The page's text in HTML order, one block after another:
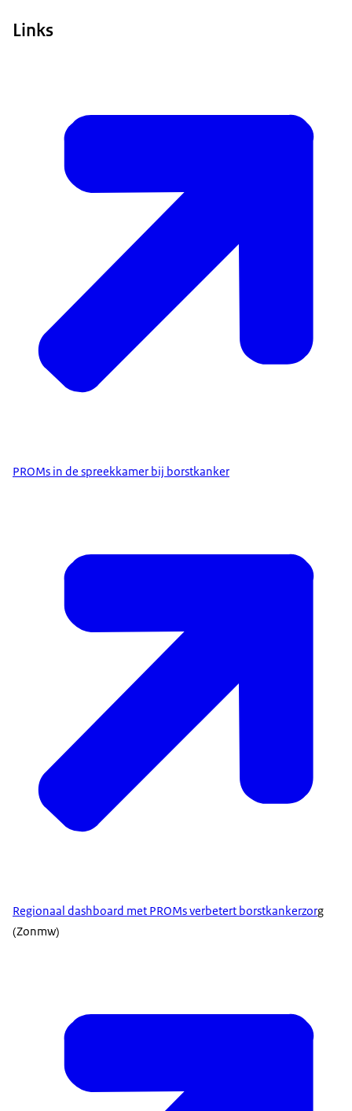
Links
PROMs in de spreekkamer bij borstkanker
Regionaal dashboard met PROMs verbetert borstkankerzorg
(Zonmw)